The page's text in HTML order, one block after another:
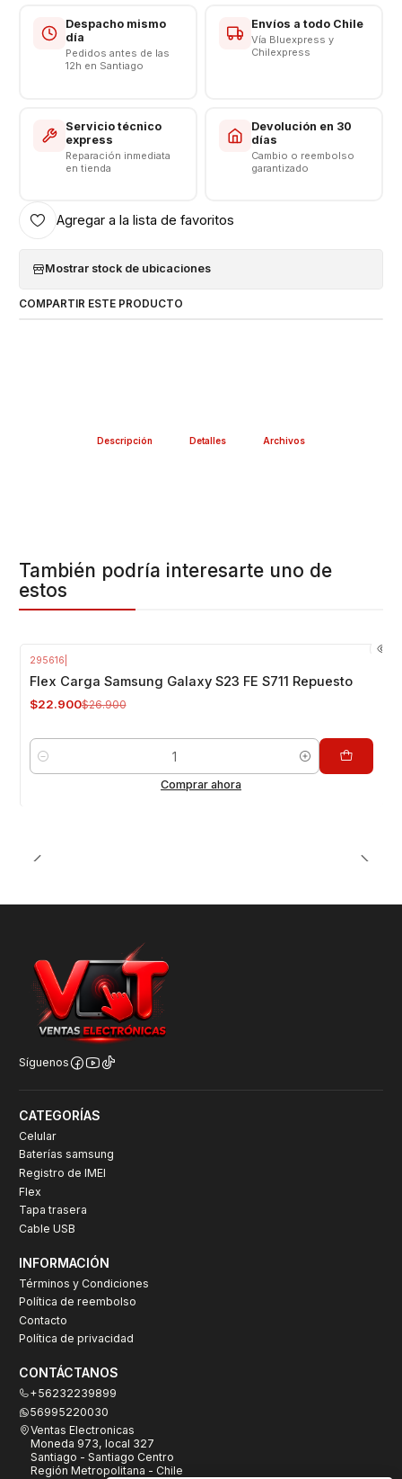
Despacho mismo
día
Pedidos antes de las
12h en Santiago
Envíos a todo Chile
Vía Bluexpress y
Chilexpress
Servicio técnico
express
Reparación inmediata
en tienda
Devolución en 30
días
Cambio o reembolso
garantizado
Agregar a la lista de favoritos
Mostrar stock de ubicaciones
COMPARTIR ESTE PRODUCTO
Descripción Detalles Archivos
También podría interesarte uno de
estos
295616
Flex Carga Samsung Galaxy S23 FE S711 Repuesto
$22.900$26.900
Cantidad
Comprar ahora
Síguenos
CATEGORÍAS
Celular
Baterías samsung
Registro de IMEI
Flex
Tapa trasera
Cable USB
INFORMACIÓN
Términos y Condiciones
Política de reembolso
Contacto
Política de privacidad
CONTÁCTANOS
+56232239899
56995220030
Ventas Electronicas
Moneda 973, local 327
Santiago - Santiago Centro
Región Metropolitana - Chile